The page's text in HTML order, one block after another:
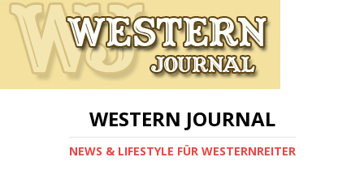
WESTERN JOURNAL
NEWS & LIFESTYLE FÜR WESTERNREITER